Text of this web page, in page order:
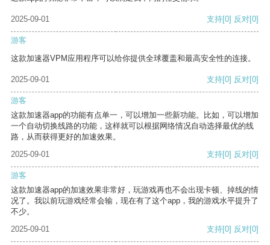
2025-09-01 支持[0] 反对[0]
游客
这款加速器VPM应用程序可以给你提供全球覆盖和最高安全性的连接。
2025-09-01 支持[0] 反对[0]
游客
这款加速器app的功能有点单一，可以增加一些新功能。比如，可以增加
一个自动切换线路的功能，这样就可以根据网络情况自动选择最优的线
路，从而获得更好的加速效果。
2025-09-01
支持[0] 反对[0]
游客
这款加速器app的加速效果非常好，玩游戏再也不会出现卡顿、掉线的情
况了。我以前玩游戏经常会输，现在有了这个app，我的游戏水平提升了
不少。
2025-09-01
支持[0] 反对[0]